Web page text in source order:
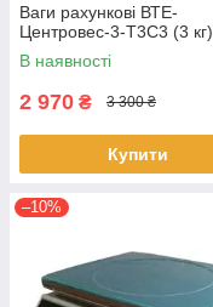
Ваги рахункові ВТЕ-
Центровес-3-Т3С3 (3 кг)
В наявності
2 970 ₴ 3 300 ₴
Купити
–10%